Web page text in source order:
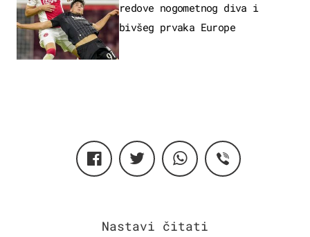
redove nogometnog diva i
bivšeg prvaka Europe